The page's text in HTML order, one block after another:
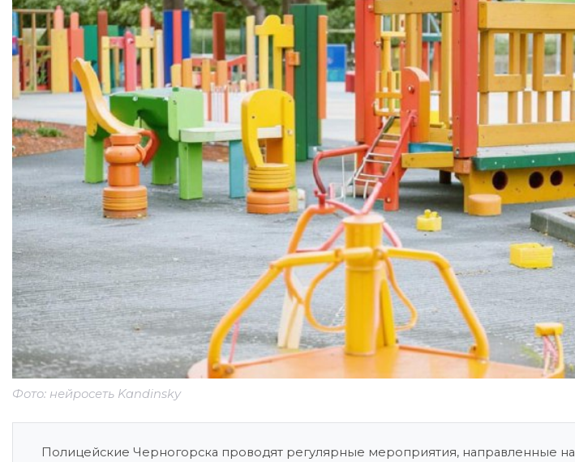
Фото: нейросеть Kandinsky
Полицейские Черногорска проводят регулярные мероприятия, направленные на